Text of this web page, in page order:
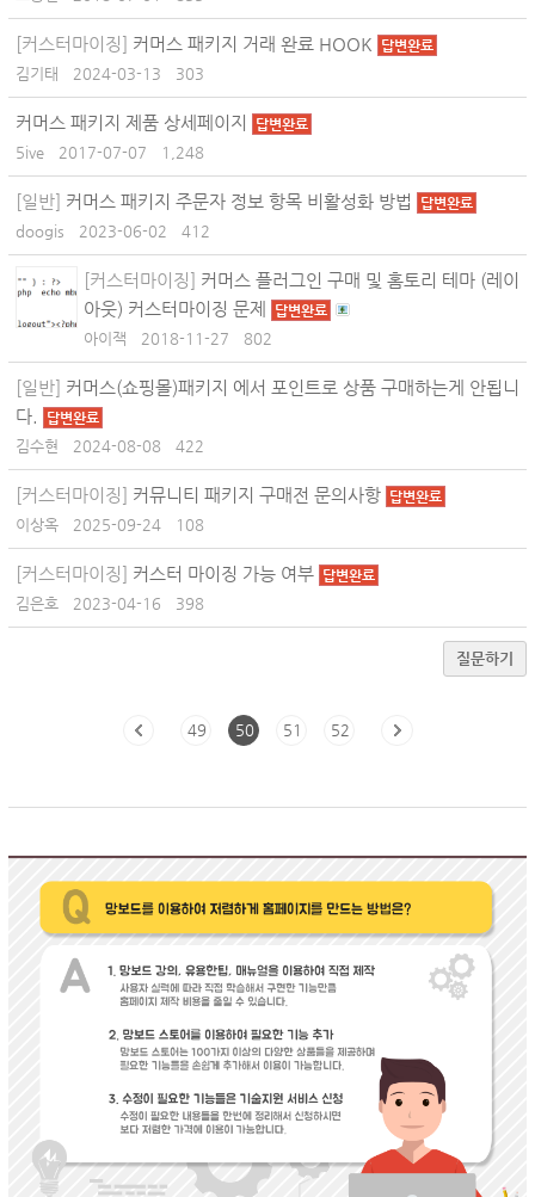
[커스터마이징] 커머스 패키지 거래 완료 HOOK 답변완료
김기태 2024-03-13 303
커머스 패키지 제품 상세페이지 답변완료
5ive 2017-07-07 1,248
[일반] 커머스 패키지 주문자 정보 항목 비활성화 방법 답변완료
doogis 2023-06-02 412
[커스터마이징] 커머스 플러그인 구매 및 홈토리 테마 (레이
아웃) 커스터마이징 문제
답변완료
아이잭 2018-11-27 802
[일반] 커머스(쇼핑몰)패키지 에서 포인트로 상품 구매하는게 안됩니
다.
답변완료
김수현 2024-08-08 422
[커스터마이징] 커뮤니티 패키지 구매전 문의사항 답변완료
이상옥 2025-09-24 108
[커스터마이징] 커스터 마이징 가능 여부 답변완료
김은호 2023-04-16 398
질문하기
49 50 51 52